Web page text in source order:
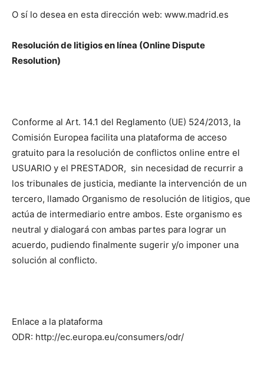
O sí lo desea en esta dirección web: www.madrid.es
Resolución de litigios en línea (Online Dispute
Resolution)
Conforme al Art. 14.1 del Reglamento (UE) 524/2013, la
Comisión Europea facilita una plataforma de acceso
gratuito para la resolución de conflictos online entre el
USUARIO y el PRESTADOR, sin necesidad de recurrir a
los tribunales de justicia, mediante la intervención de un
tercero, llamado Organismo de resolución de litigios, que
actúa de intermediario entre ambos. Este organismo es
neutral y dialogará con ambas partes para lograr un
acuerdo, pudiendo finalmente sugerir y/o imponer una
solución al conflicto.
Enlace a la plataforma
ODR: http://ec.europa.eu/consumers/odr/